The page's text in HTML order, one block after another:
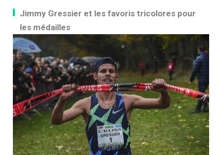
Jimmy Gressier et les favoris tricolores pour
les médailles